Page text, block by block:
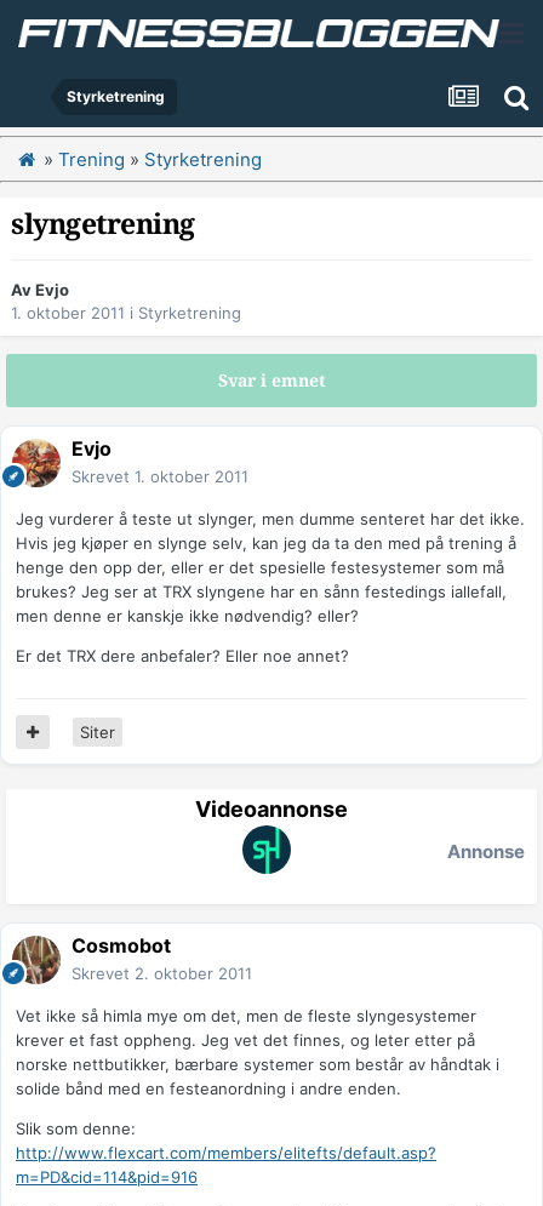
Styrketrening
» Trening » Styrketrening
slyngetrening
AvEvjo
1. oktober 2011 i Styrketrening
Svar i emnet
Evjo
Skrevet 1. oktober 2011
Jeg vurderer å teste ut slynger, men dumme senteret har det ikke.
Hvis jeg kjøper en slynge selv, kan jeg da ta den med på trening å
henge den opp der, eller er det spesielle festesystemer som må
brukes? Jeg ser at TRX slyngene har en sånn festedings iallefall,
men denne er kanskje ikke nødvendig? eller?
Er det TRX dere anbefaler? Eller noe annet?
Siter
Videoannonse
Annonse
Cosmobot
Skrevet 2. oktober 2011
Vet ikke så himla mye om det, men de fleste slyngesystemer
krever et fast oppheng. Jeg vet det finnes, og leter etter på
norske nettbutikker, bærbare systemer som består av håndtak i
solide bånd med en festeanordning i andre enden.
Slik som denne:
http://www.flexcart.com/members/elitefts/default.asp?
m=PD&cid=114&pid=916